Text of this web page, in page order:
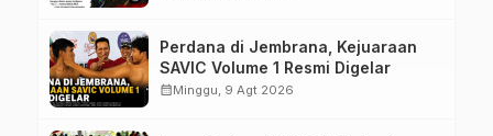
Perdana di Jembrana, Kejuaraan
SAVIC Volume 1 Resmi Digelar
calendar_monthMinggu, 9 Agt 2026